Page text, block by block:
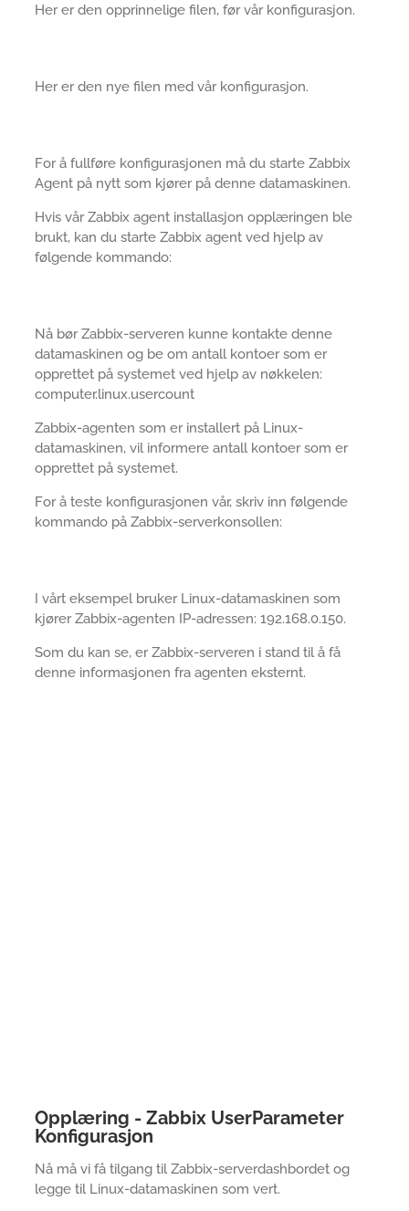
Her er den opprinnelige filen, før vår konfigurasjon.
Her er den nye filen med vår konfigurasjon.
For å fullføre konfigurasjonen må du starte Zabbix
Agent på nytt som kjører på denne datamaskinen.
Hvis vår Zabbix agent installasjon opplæringen ble
brukt, kan du starte Zabbix agent ved hjelp av
følgende kommando:
Nå bør Zabbix-serveren kunne kontakte denne
datamaskinen og be om antall kontoer som er
opprettet på systemet ved hjelp av nøkkelen:
computer.linux.usercount
Zabbix-agenten som er installert på Linux-
datamaskinen, vil informere antall kontoer som er
opprettet på systemet.
For å teste konfigurasjonen vår, skriv inn følgende
kommando på Zabbix-serverkonsollen:
I vårt eksempel bruker Linux-datamaskinen som
kjører Zabbix-agenten IP-adressen: 192.168.0.150.
Som du kan se, er Zabbix-serveren i stand til å få
denne informasjonen fra agenten eksternt.
Opplæring - Zabbix UserParameter
Konfigurasjon
Nå må vi få tilgang til Zabbix-serverdashbordet og
legge til Linux-datamaskinen som vert.